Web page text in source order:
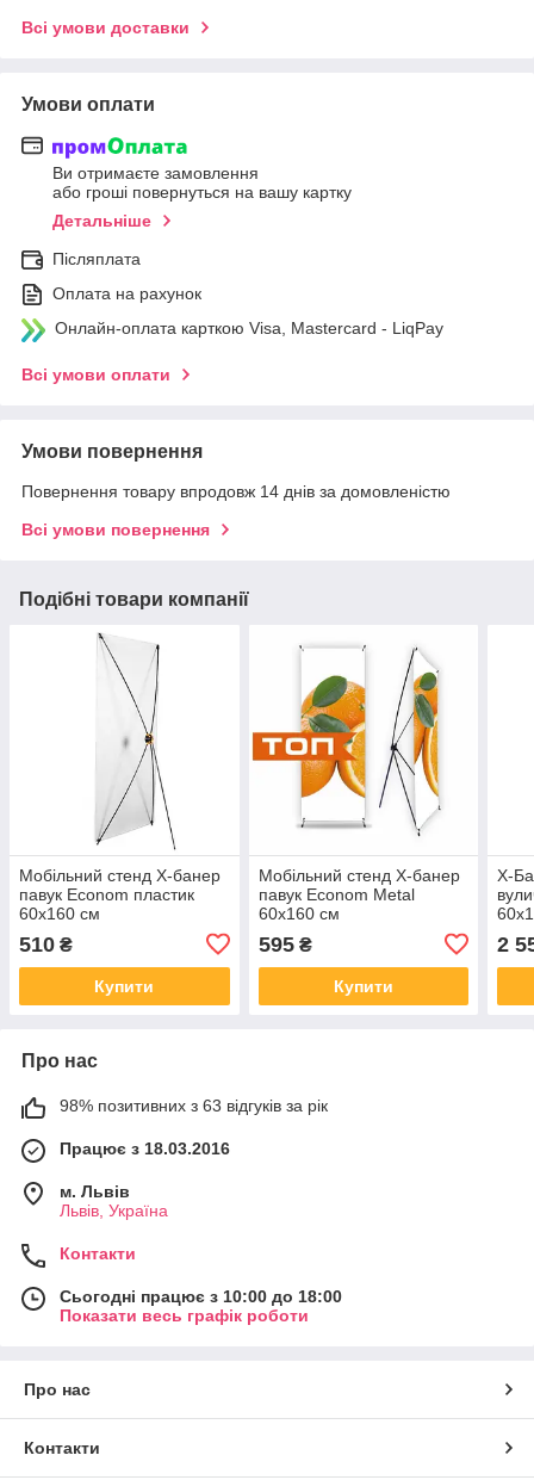
Всі умови доставки
Умови оплати
Ви отримаєте замовлення
або гроші повернуться на вашу картку
Детальніше
Післяплата
Оплата на рахунок
Онлайн-оплата карткою Visa, Mastercard - LiqPay
Всі умови оплати
Умови повернення
Повернення товару впродовж 14 днів за домовленістю
Всі умови повернення
Подібні товари компанії
Мобільний стенд X-банер
павук Econom пластик
60x160 см
510 ₴
Купити
Мобільний стенд X-банер
павук Econom Metal
60x160 см
595₴
Купити
X-
2
Про нас
98% позитивних з 63 відгуків за рік
Працює з 18.03.2016
м. Львів
Львів, Україна
Контакти
Сьогодні працює з 10:00 до 18:00
Показати весь графік роботи
Про нас
Контакти